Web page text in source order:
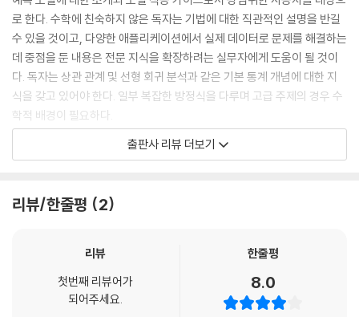
__6.3 부분 최소 제곱
____용해도 데이터에 대한 PCR과 PLSR
____PLS의 알고리즘 분산
__6.4 벌점 모델
__6.5 컴퓨팅
____일반 선형 회귀
____부분 최소 제곱
__7.2 다변량 가법 회귀 스플라인 모델
__7.3 서포트 벡터 머신
로 한다. 수학에 친숙하지 않은 독자는 기법에 대한 직관적인 설명을 반길
수 있을 것이고, 다양한 애플리케이션에서 실제 데이터로 문제를 해결하는
데 중점을 둔 내용은 전문 지식을 확장하려는 실무자에게 도움이 될 것이
다. 독자는 상관 관계 및 선형 회귀 분석과 같은 기본 통계 개념에 대한 지
식을 갖고 있어야 한다. 일부 복잡한 방정식을 다루며 고급 주제의 경우 수
학적 배경이 필요하다.
이 책은 예측 모델링을 실제로 활용하는 데에 특별히 초점을 맞춰 쓴 데이
식, 데이터 마이닝 같은 개념이 뒤섞여 있으며 실제로 이런 융화는 적절하
분이다. 하지만 예측 모델에는 데이터의 숨겨진 패턴을 찾기 위한 도구나
기술보다 훨씬 중요한 것들이 들어 있다. 예측 모델을 활용한다는 것은 이
출판사 리뷰 더보기
리뷰/한줄평 2
리뷰
첫번째 리뷰어가
되어주세요.
한줄평
8.0